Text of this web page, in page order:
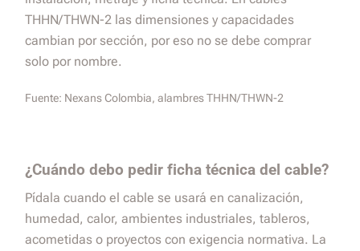
THHN/THWN-2 las dimensiones y capacidades
cambian por sección, por eso no se debe comprar
solo por nombre.
Fuente: Nexans Colombia, alambres THHN/THWN-2
¿Cuándo debo pedir ficha técnica del cable?
Pídala cuando el cable se usará en canalización,
humedad, calor, ambientes industriales, tableros,
acometidas o proyectos con exigencia normativa. La